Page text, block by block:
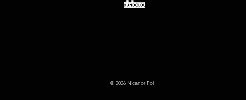
© 2026 Nicanor Pol